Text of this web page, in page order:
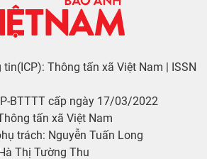
Thông tấn xã Việt Nam | ISSN
BTTTT cấp ngày 17/03/2022
tấn xã Việt Nam
trách: Nguyễn Tuấn Long
Thị Tường Thu